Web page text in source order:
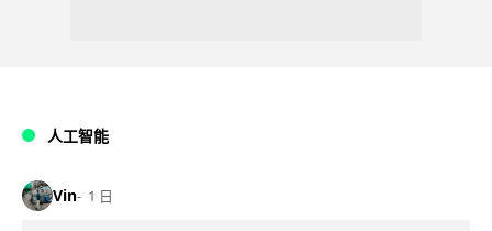
人工智能
Vin 1 日